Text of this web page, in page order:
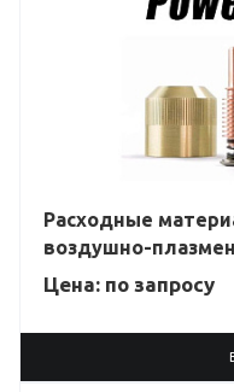
Расходные
воздушно-
Цена: по запросу